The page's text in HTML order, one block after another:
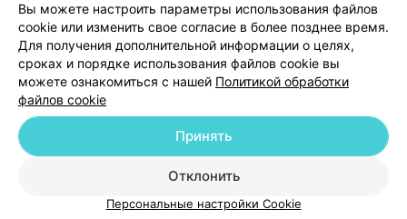
Обработка персональных данных
© 2026 ООО «Артокс Лаб», УНП 191700409
| 220012, Республика Беларусь,
Служба поддержки +375 291212755
Вы можете настроить параметры использования файлов
cookie или изменить свое согласие в более позднее время.
Для получения дополнительной информации о целях,
сроках и порядке использования файлов cookie вы
можете ознакомиться с нашей Политикой обработки
файлов cookie
Отклонить
Принять
Персональные настройки Cookie